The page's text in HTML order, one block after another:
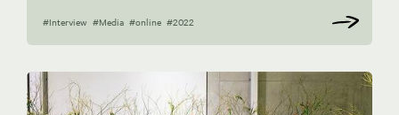
#Interview #Media #online #2022